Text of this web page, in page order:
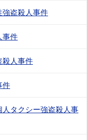
強盗殺人事件
事件
殺人事件
件
タクシー強盗殺人事